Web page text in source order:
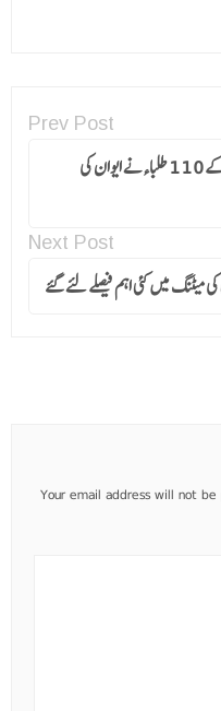
Prev Post
کشمیر یوتھ ایکسچینج پروگرام کے تحت ریاست کے 110 طلباءنے ایوان کی
Next Post
میٹنگ میں کئی اہم فیصلے لئے گئے
Your email address will not be